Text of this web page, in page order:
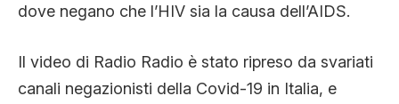
dove negano che l’HIV sia la causa dell’AIDS.
Il video di Radio Radio è stato ripreso da svariati
canali negazionisti della Covid-19 in Italia, e